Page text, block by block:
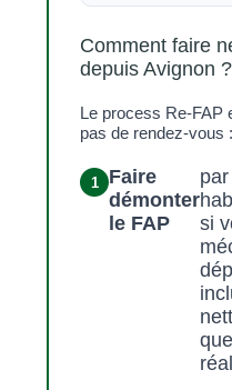
Comment faire
depuis Avignon ?
Le process Re-FAP
pas de rendez-vous :
Faire
démonter
le FAP
si